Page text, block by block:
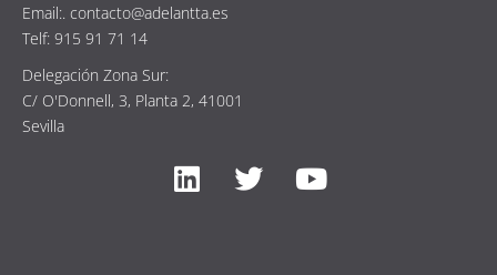
Email:. contacto@adelantta.es
Telf: 915 91 71 14
Delegación Zona Sur:
C/ O'Donnell, 3, Planta 2, 41001
Sevilla